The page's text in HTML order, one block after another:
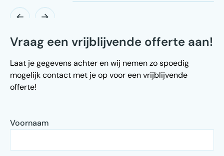
Vraag een vrijblijvende offerte aan!
Laat je gegevens achter en wij nemen zo spoedig
mogelijk contact met je op voor een vrijblijvende
offerte!
Voornaam